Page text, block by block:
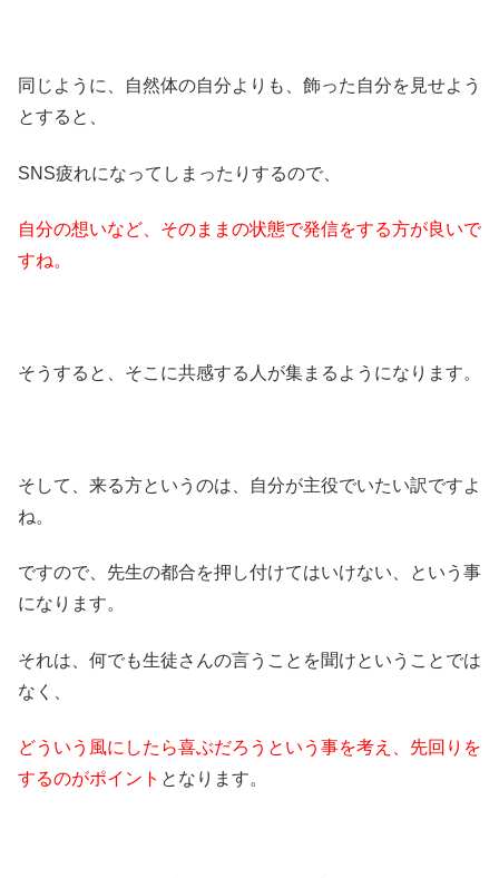
同じように、自然体の自分よりも、飾った自分を見せよう
とすると、
SNS疲れになってしまったりするので、
自分の想いなど、そのままの状態で発信をする方が良いで
すね。
そうすると、そこに共感する人が集まるようになります。
そして、来る方というのは、自分が主役でいたい訳ですよ
ね。
ですので、先生の都合を押し付けてはいけない、という事
になります。
それは、何でも生徒さんの言うことを聞けということでは
なく、
どういう風にしたら喜ぶだろうという事を考え、先回りを
するのがポイント となります。